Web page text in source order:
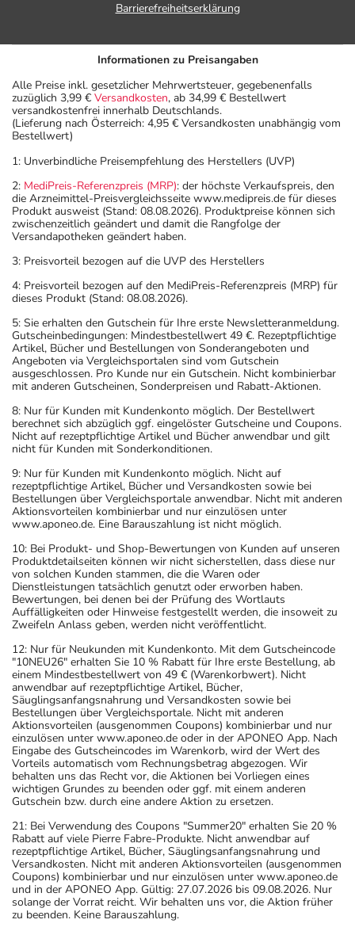
Barrierefreiheitserklärung
Informationen zu Preisangaben
Alle Preise inkl. gesetzlicher Mehrwertsteuer, gegebenenfalls
zuzüglich 3,99 € Versandkosten, ab 34,99 € Bestellwert
versandkostenfrei innerhalb Deutschlands.
(Lieferung nach Österreich: 4,95 € Versandkosten unabhängig vom
Bestellwert)
1: Unverbindliche Preisempfehlung des Herstellers (UVP)
2: MediPreis-Referenzpreis (MRP): der höchste Verkaufspreis, den
die Arzneimittel-Preisvergleichsseite www.medipreis.de für dieses
Produkt ausweist (Stand: 08.08.2026). Produktpreise können sich
zwischenzeitlich geändert und damit die Rangfolge der
Versandapotheken geändert haben.
3: Preisvorteil bezogen auf die UVP des Herstellers
4: Preisvorteil bezogen auf den MediPreis-Referenzpreis (MRP) für
dieses Produkt (Stand: 08.08.2026).
5: Sie erhalten den Gutschein für Ihre erste Newsletteranmeldung.
Gutscheinbedingungen: Mindestbestellwert 49 €. Rezeptpflichtige
Artikel, Bücher und Bestellungen von Sonderangeboten und
Angeboten via Vergleichsportalen sind vom Gutschein
ausgeschlossen. Pro Kunde nur ein Gutschein. Nicht kombinierbar
mit anderen Gutscheinen, Sonderpreisen und Rabatt-Aktionen.
8: Nur für Kunden mit Kundenkonto möglich. Der Bestellwert
berechnet sich abzüglich ggf. eingelöster Gutscheine und Coupons.
Nicht auf rezeptpflichtige Artikel und Bücher anwendbar und gilt
nicht für Kunden mit Sonderkonditionen.
9: Nur für Kunden mit Kundenkonto möglich. Nicht auf
rezeptpflichtige Artikel, Bücher und Versandkosten sowie bei
Bestellungen über Vergleichsportale anwendbar. Nicht mit anderen
Aktionsvorteilen kombinierbar und nur einzulösen unter
www.aponeo.de. Eine Barauszahlung ist nicht möglich.
10: Bei Produkt- und Shop-Bewertungen von Kunden auf unseren
Produktdetailseiten können wir nicht sicherstellen, dass diese nur
von solchen Kunden stammen, die die Waren oder
Dienstleistungen tatsächlich genutzt oder erworben haben.
Bewertungen, bei denen bei der Prüfung des Wortlauts
Auffälligkeiten oder Hinweise festgestellt werden, die insoweit zu
Zweifeln Anlass geben, werden nicht veröffentlicht.
12: Nur für Neukunden mit Kundenkonto. Mit dem Gutscheincode
"10NEU26" erhalten Sie 10 % Rabatt für Ihre erste Bestellung, ab
einem Mindestbestellwert von 49 € (Warenkorbwert). Nicht
anwendbar auf rezeptpflichtige Artikel, Bücher,
Säuglingsanfangsnahrung und Versandkosten sowie bei
Bestellungen über Vergleichsportale. Nicht mit anderen
Aktionsvorteilen (ausgenommen Coupons) kombinierbar und nur
einzulösen unter www.aponeo.de oder in der APONEO App. Nach
Eingabe des Gutscheincodes im Warenkorb, wird der Wert des
Vorteils automatisch vom Rechnungsbetrag abgezogen. Wir
behalten uns das Recht vor, die Aktionen bei Vorliegen eines
wichtigen Grundes zu beenden oder ggf. mit einem anderen
Gutschein bzw. durch eine andere Aktion zu ersetzen.
21: Bei Verwendung des Coupons "Summer20" erhalten Sie 20 %
Rabatt auf viele Pierre Fabre-Produkte. Nicht anwendbar auf
rezeptpflichtige Artikel, Bücher, Säuglingsanfangsnahrung und
Versandkosten. Nicht mit anderen Aktionsvorteilen (ausgenommen
Coupons) kombinierbar und nur einzulösen unter www.aponeo.de
und in der APONEO App. Gültig: 27.07.2026 bis 09.08.2026. Nur
solange der Vorrat reicht. Wir behalten uns vor, die Aktion früher
zu beenden. Keine Barauszahlung.